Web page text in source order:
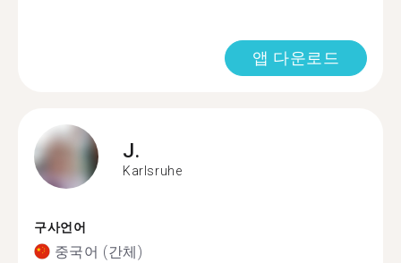
앱 다운로드
J.
Karlsruhe
구사언어
중국어 (간체)